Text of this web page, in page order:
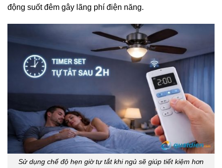
động suốt đêm gây lãng phí điện năng.
Sử dụng chế độ hẹn giờ tự tắt khi ngủ sẽ giúp tiết kiệm hơn